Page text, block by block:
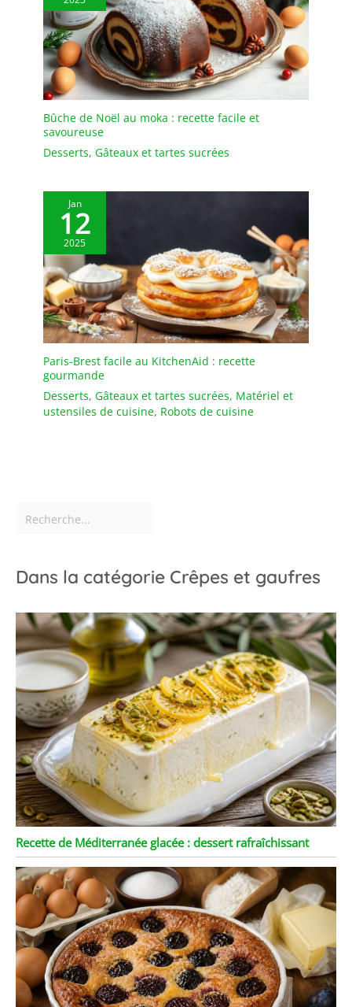
Contrôle: BG-BIO-22,
Numéro de Contrôle: BG-
BIO-22.100-
0001488.2025.002).
Engagement qualité:
Nous respectons des
normes exceptionnelles
de valeur, de la culture à
constante des produits.
Bûche de Noël au moka : recette facile et
savoureuse
Desserts, Gâteaux et tartes sucrées
Jan
12
2025
Paris-Brest facile au KitchenAid : recette
gourmande
Desserts, Gâteaux et tartes sucrées, Matériel et
ustensiles de cuisine, Robots de cuisine
Dans la catégorie Crêpes et gaufres
Recette de Méditerranée glacée : dessert rafraîchissant